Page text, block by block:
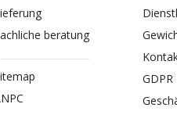
beratung
GDPR